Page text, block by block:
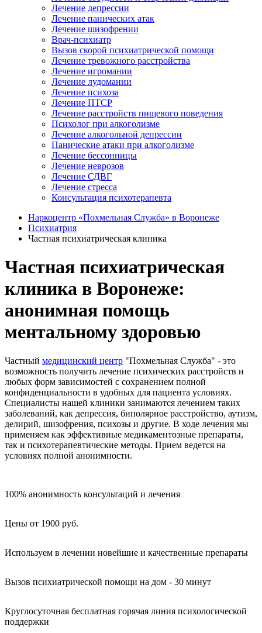
Лечение депрессии
Лечение панических атак
Лечение шизофрении
Врач-психиатр
Вызов скорой психиатрической помощи
Лечение тревожного расстройства
Лечение игромании
Лечение лудомании
Лечение психоза
Лечение ПТСР
Лечение расстройств пищевого поведения
Психолог при алкоголизме
Лечение алкогольной депрессии
Панические атаки при алкоголизме
Лечение бессонницы
Лечение неврозов
Лечение СДВГ
Лечение стресса
Консультация психотерапевта
Наркоцентр «Похмельная Служба» в Воронеже
Психиатрия
Частная психиатрическая клиника
Частная психиатрическая
клиника в Воронеже:
анонимная помощь
ментальному здоровью
Частный медицинский центр "Похмельная Служба" - это
возможность получить лечение психических расстройств и
любых форм зависимостей с сохранением полной
конфиденциальности в удобных для пациента условиях.
Специалисты нашей клиники занимаются лечением таких
заболеваний, как депрессия, биполярное расстройство, аутизм,
делирий, шизофрения, психозы и другие. В ходе лечения мы
применяем как эффективные медикаментозные препараты,
так и психотерапевтические методы. Прием ведется на
условиях полной анонимности.
100% анонимность консультаций и лечения
Цены от 1900 руб.
Используем в лечении новейшие и качественные препараты
Вызов психиатрической помощи на дом - 30 минут
Круглосуточная бесплатная горячая линия психологической
поддержки